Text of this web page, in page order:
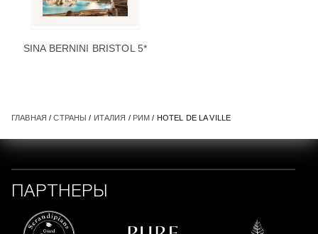
SINA BERNINI BRISTOL 5*
ГЛАВНАЯ /СТРАНЫ / ИТАЛИЯ / РИМ / HOTEL DE LA VILLE
ПАРТНЕРЫ